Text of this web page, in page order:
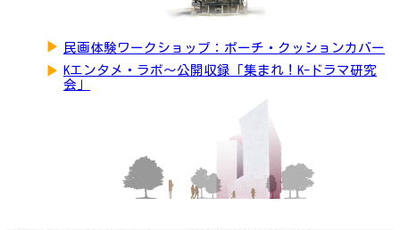
▶ 民画体験ワークショップ：ポーチ・クッションカバー
▶ Kエンタメ・ラボ～公開収録「集まれ！K-ドラマ研究
会」